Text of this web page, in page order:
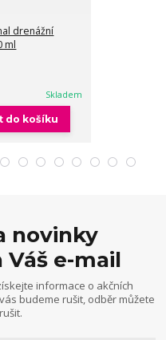
drenážní
ml
Skladem
do košíku
novinky
e-mail
informace o akčních
budeme rušit, odběr můžete